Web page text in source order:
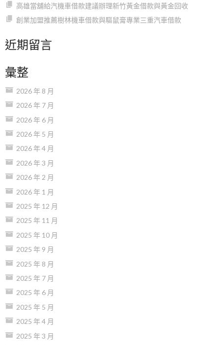
高雄當舖給汽機車借款建議辦理新竹黃金借款與黃金回收
創業加盟推薦樹林機車借款與驅鼠膏專業三重汽車借款
近期留言
彙整
2026 年 8 月
2026 年 7 月
2026 年 6 月
2026 年 5 月
2026 年 4 月
2026 年 3 月
2026 年 2 月
2026 年 1 月
2025 年 12 月
2025 年 11 月
2025 年 10 月
2025 年 9 月
2025 年 8 月
2025 年 7 月
2025 年 6 月
2025 年 5 月
2025 年 4 月
2025 年 3 月